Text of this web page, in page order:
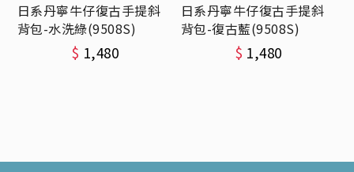
日系丹寧牛仔復古手提斜
背包-水洗綠(9508S)
$ 1,480
日系丹寧牛仔復古手提斜
背包-復古藍(9508S)
$ 1,480